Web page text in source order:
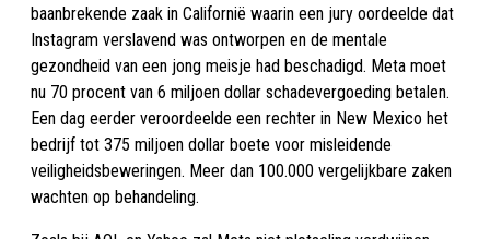
baanbrekende zaak in Californië waarin een jury oordeelde dat
Instagram verslavend was ontworpen en de mentale
gezondheid van een jong meisje had beschadigd. Meta moet
nu 70 procent van 6 miljoen dollar schadevergoeding betalen.
Een dag eerder veroordeelde een rechter in New Mexico het
bedrijf tot 375 miljoen dollar boete voor misleidende
veiligheidsbeweringen. Meer dan 100.000 vergelijkbare zaken
wachten op behandeling.